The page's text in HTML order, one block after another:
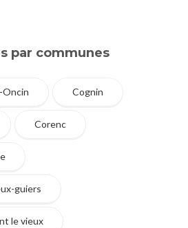
par communes
Cognin
Corenc
guiers
le vieux